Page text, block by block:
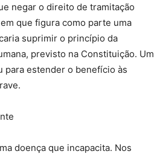
negar o direito de tramitação
que figura como parte uma
suprimir o princípio da
previsto na Constituição. Um
para estender o benefício às
doença que incapacita. Nos